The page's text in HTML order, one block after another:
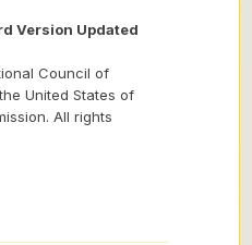
Version Updated
Council of
United States of
All rights